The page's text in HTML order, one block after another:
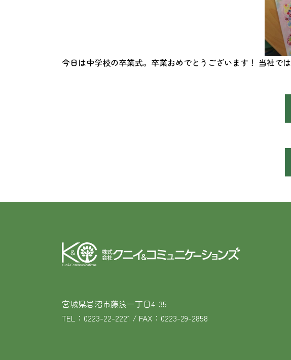
今日は中学校の卒業式。卒業おめでとうございます！ 当社で
宮城県岩沼市藤浪一丁目4-35
TEL：0223-22-2221 / FAX：0223-29-2858